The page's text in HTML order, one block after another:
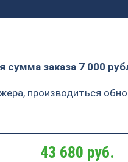
сумма заказа 7 000
производиться
43 680 руб.